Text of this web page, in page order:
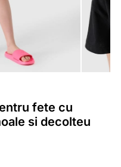
fete cu
si decolteu